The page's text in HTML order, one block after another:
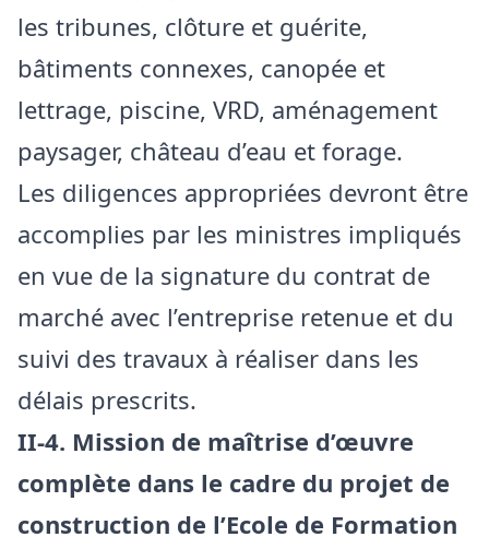
les tribunes, clôture et guérite,
bâtiments connexes, canopée et
lettrage, piscine, VRD, aménagement
paysager, château d’eau et forage.
Les diligences appropriées devront être
accomplies par les ministres impliqués
en vue de la signature du contrat de
marché avec l’entreprise retenue et du
suivi des travaux à réaliser dans les
délais prescrits.
II-4. Mission de maîtrise d’œuvre
complète dans le cadre du projet de
construction de l’Ecole de Formation